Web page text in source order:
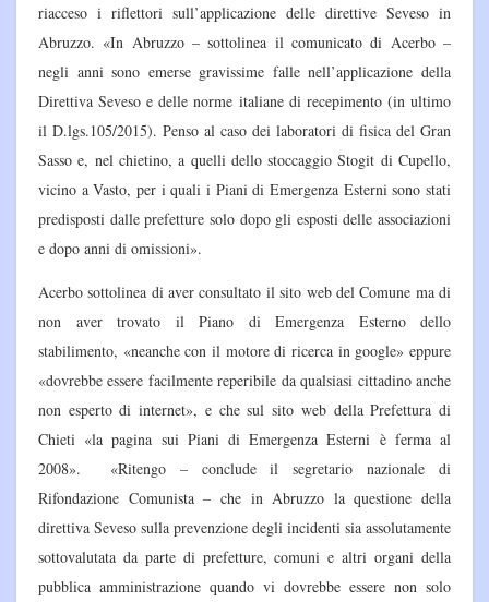
riacceso i riflettori sull’applicazione delle direttive Seveso in
Abruzzo. «In Abruzzo – sottolinea il comunicato di Acerbo –
negli anni sono emerse gravissime falle nell’applicazione della
Direttiva Seveso e delle norme italiane di recepimento (in ultimo
il D.lgs.105/2015). Penso al caso dei laboratori di fisica del Gran
Sasso e, nel chietino, a quelli dello stoccaggio Stogit di Cupello,
vicino a Vasto, per i quali i Piani di Emergenza Esterni sono stati
predisposti dalle prefetture solo dopo gli esposti delle associazioni
e dopo anni di omissioni».
Acerbo sottolinea di aver consultato il sito web del Comune ma di
non aver trovato il Piano di Emergenza Esterno dello
stabilimento, «neanche con il motore di ricerca in google» eppure
«dovrebbe essere facilmente reperibile da qualsiasi cittadino anche
non esperto di internet», e che sul sito web della Prefettura di
Chieti «la pagina sui Piani di Emergenza Esterni è ferma al
2008». «Ritengo – conclude il segretario nazionale di
Rifondazione Comunista – che in Abruzzo la questione della
direttiva Seveso sulla prevenzione degli incidenti sia assolutamente
sottovalutata da parte di prefetture, comuni e altri organi della
pubblica amministrazione quando vi dovrebbe essere non solo